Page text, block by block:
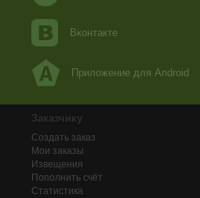
Вконтакте
Приложение для Android
Заказчику
Создать заказ
Мои заказы
Извещения
Пополнить счёт
Статистика